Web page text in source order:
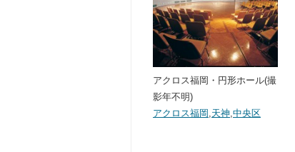
アクロス福岡・円形ホール(撮
影年不明)
アクロス福岡 天神 中央区